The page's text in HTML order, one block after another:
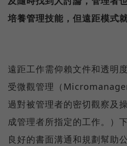
培養管理技能，但遠距模式
遠距工作需仰賴文件和透明
受微觀管理（
過對被管理者的密切觀察及
成管理者所指定的工作。）
良好的書面溝通和規劃幫助